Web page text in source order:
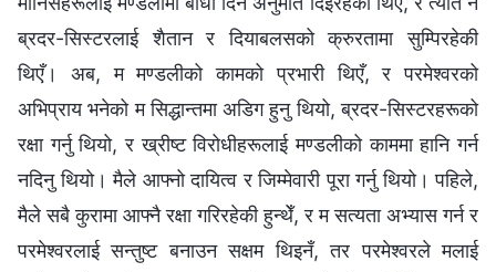
ब्रदर-सिस्टरलाई शैतान र दियाबलसको क्रुरतामा सुम्पिरहेकी
थिएँ। अब, म मण्डलीको कामको प्रभारी थिएँ, र परमेश्‍वरको
अभिप्राय भनेको म सिद्धान्तमा अडिग हुनु थियो, ब्रदर-सिस्टरहरूको
रक्षा गर्नु थियो, र ख्रीष्ट विरोधीहरूलाई मण्डलीको काममा हानि गर्न
नदिनु थियो। मैले आफ्नो दायित्व र जिम्मेवारी पूरा गर्नु थियो। पहिले,
मैले सबै कुरामा आफ्नै रक्षा गरिरहेकी हुन्थेँ, र म सत्यता अभ्यास गर्न र
परमेश्‍वरलाई सन्तुष्ट बनाउन सक्षम थिइनँ, तर परमेश्‍वरले मलाई